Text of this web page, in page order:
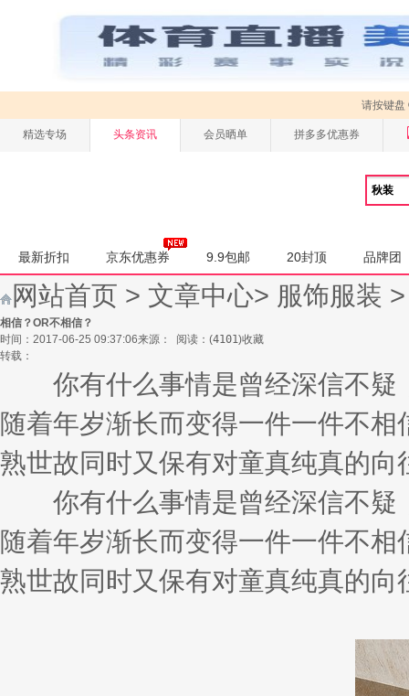
请按键盘
精选专场 头条资讯 会员晒单 拼多多优惠券
最新折扣 京东优惠券 9.9包邮 20封顶 品牌团
网站首页 > 文章中心> 服饰服装
相信？OR不相信？
时间：2017-06-25 09:37:06来源： 阅读： (4101)收藏
转载：
你有什么事情是曾经深信不疑
随着年岁渐长而变得一件一件不
熟世故同时又保有对童真纯真的向
你有什么事情是曾经深信不疑
随着年岁渐长而变得一件一件不
熟世故同时又保有对童真纯真的向